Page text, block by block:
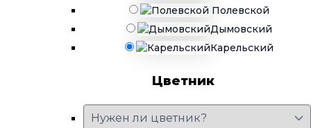
Карельский
Дымовский
Полевской
Цветник